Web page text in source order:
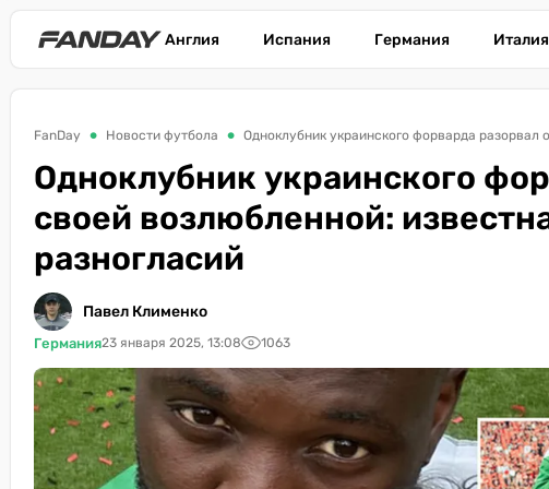
Англия Испания Германия Италия
FanDay Новости футбола Одноклубник украинского форварда
Одноклубник украинского
своей возлюбленной:
разногласий
Павел Клименко
Германия23 января 2025, 13:08 1063